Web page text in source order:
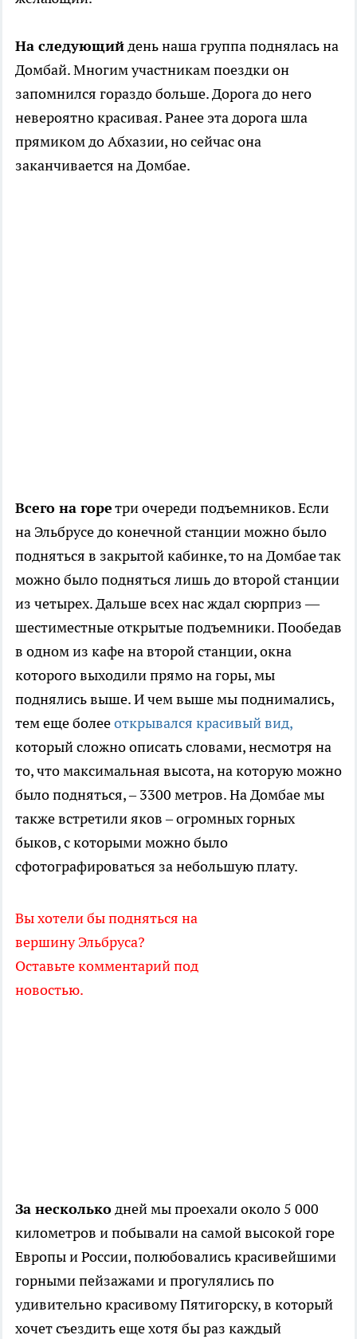
На следующийдень наша группа поднялась на
Домбай. Многим участникам поездки он
запомнился гораздо больше. Дорога до него
невероятно красивая. Ранее эта дорога шла
прямиком до Абхазии, но сейчас она
заканчивается на Домбае.
Всего на горетри очереди подъемников. Если
на Эльбрусе до конечной станции можно было
подняться в закрытой кабинке, то на Домбае так
можно было подняться лишь до второй станции
из четырех. Дальше всех нас ждал сюрприз —
шестиместные открытые подъемники. Пообедав
в одном из кафе на второй станции, окна
которого выходили прямо на горы, мы
поднялись выше. И чем выше мы поднимались,
тем еще болееоткрывался красивый вид,
который сложно описать словами, несмотря на
то, что максимальная высота, на которую можно
было подняться, – 3300 метров. На Домбае мы
также встретили яков – огромных горных
быков, с которыми можно было
сфотографироваться за небольшую плату.
Вы хотели бы подняться на
вершину Эльбруса?
Оставьте комментарий под
новостью.
За несколькодней мы проехали около 5 000
километров и побывали на самой высокой горе
Европы и России, полюбовались красивейшими
горными пейзажами и прогулялись по
удивительно красивому Пятигорску, в который
хочет съездить еще хотя бы раз каждый